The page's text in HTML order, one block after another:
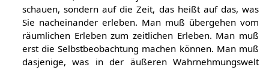
schauen, sondern auf die Zeit, das heißt auf das, was
Sie nacheinander erleben. Man muß übergehen vom
räumlichen Erleben zum zeitlichen Erleben. Man muß
erst die Selbstbeobachtung machen können. Man muß
dasjenige, was in der äußeren Wahrnehmungswelt